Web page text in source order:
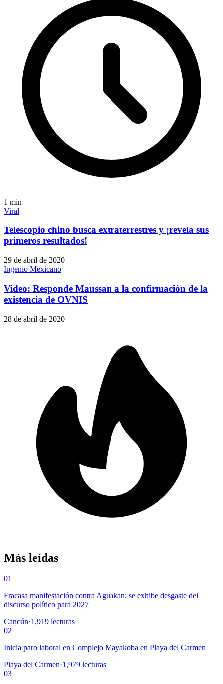
1 min
Viral
Telescopio chino busca extraterrestres y ¡revela sus
primeros resultados!
29 de abril de 2020
Ingenio Mexicano
Video: Responde Maussan a la confirmación de la
existencia de OVNIS
28 de abril de 2020
Más leídas
01
Fracasa manifestación contra Aguakan; se exhibe desgaste del
discurso político para 2027
Cancún·1,919 lecturas
02
Inicia paro laboral en Complejo Mayakoba en Playa del Carmen
Playa del Carmen·1,979 lecturas
03